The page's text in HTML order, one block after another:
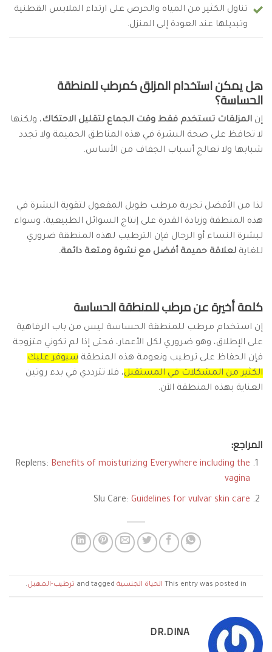
تناول الكثير من المياه والحرص على ارتداء الملابس القطنية
وتبديلها عند العودة إلى المنزل.
هل يمكن استخدام المزلق كمرطب للمنطقة
الحساسة؟
إن المزلقات تستخدم فقط وقت الجماع لتقليل الاحتكاك، ولكنها
لا تحافظ على صحة البشرة في هذه المناطق الحميمة ولا تجدد
شبابها ولا تعالج أسباب الجفاف من الأساس.
لذا من الأفضل تجربة مرطب طويل المفعول لتقوية البشرة في
هذه المنطقة وزيادة القدرة على إنتاج السوائل الطبيعية، وسواء
لبشرة النساء أو الرجال فإن الترطيب لهذه المنطقة ضروري
للغاية لعلاقة حميمة أفضل مع نشوة ومتعة دائمة.
كلمة أخيرة عن مرطب للمنطقة الحساسة
إن استخدام مرطب للمنطقة الحساسة ليس من باب الرفاهية
على الإطلاق، وهو ضروري لكل الأعمار، فحتى إذا لم تكوني متزوجة
فإن الحفاظ على ترطيب ونعومة هذه المنطقة سيوفر عليك
الكثير من المشكلات في المستقبل، فلا تترددي في بدء روتين
العناية بهذه المنطقة الآن.
المراجع:
Replens: Benefits of moisturizing Everywhere including the
vagina
Slu Care:Guidelines for vulvar skin care
This entry was posted in الحياة الجنسية ترطيب-المهبل.
DR.DINA